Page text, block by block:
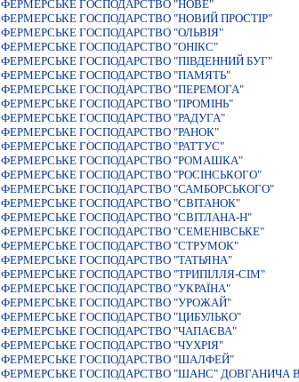
ФЕРМЕРСЬКЕ ГОСПОДАРСТВО "НОВЕ"
ФЕРМЕРСЬКЕ ГОСПОДАРСТВО "НОВИЙ ПРОСТIР"
ФЕРМЕРСЬКЕ ГОСПОДАРСТВО "ОЛЬВIЯ"
ФЕРМЕРСЬКЕ ГОСПОДАРСТВО "ОНIКС"
ФЕРМЕРСЬКЕ ГОСПОДАРСТВО "ПIВДЕННИЙ БУГ"
ФЕРМЕРСЬКЕ ГОСПОДАРСТВО "ПАМЯТЬ"
ФЕРМЕРСЬКЕ ГОСПОДАРСТВО "ПЕРЕМОГА"
ФЕРМЕРСЬКЕ ГОСПОДАРСТВО "ПРОМIНЬ"
ФЕРМЕРСЬКЕ ГОСПОДАРСТВО "РАДУГА"
ФЕРМЕРСЬКЕ ГОСПОДАРСТВО "РАНОК"
ФЕРМЕРСЬКЕ ГОСПОДАРСТВО "РАТТУС"
ФЕРМЕРСЬКЕ ГОСПОДАРСТВО "РОМАШКА"
ФЕРМЕРСЬКЕ ГОСПОДАРСТВО "РОСІНСЬКОГО"
ФЕРМЕРСЬКЕ ГОСПОДАРСТВО "САМБОРСЬКОГО"
ФЕРМЕРСЬКЕ ГОСПОДАРСТВО "СВIТАНОК"
ФЕРМЕРСЬКЕ ГОСПОДАРСТВО "СВIТЛАНА-Н"
ФЕРМЕРСЬКЕ ГОСПОДАРСТВО "СЕМЕНIВСЬКЕ"
ФЕРМЕРСЬКЕ ГОСПОДАРСТВО "СТРУМОК"
ФЕРМЕРСЬКЕ ГОСПОДАРСТВО "ТАТЬЯНА"
ФЕРМЕРСЬКЕ ГОСПОДАРСТВО "ТРИПIЛЛЯ-СIМ"
ФЕРМЕРСЬКЕ ГОСПОДАРСТВО "УКРАЇНА"
ФЕРМЕРСЬКЕ ГОСПОДАРСТВО "УРОЖАЙ"
ФЕРМЕРСЬКЕ ГОСПОДАРСТВО "ЦИБУЛЬКО"
ФЕРМЕРСЬКЕ ГОСПОДАРСТВО "ЧАПАЄВА"
ФЕРМЕРСЬКЕ ГОСПОДАРСТВО "ЧУХРIЯ"
ФЕРМЕРСЬКЕ ГОСПОДАРСТВО "ШАЛФЕЙ"
ФЕРМЕРСЬКЕ ГОСПОДАРСТВО "ШАНС" ДОВГАНИЧА